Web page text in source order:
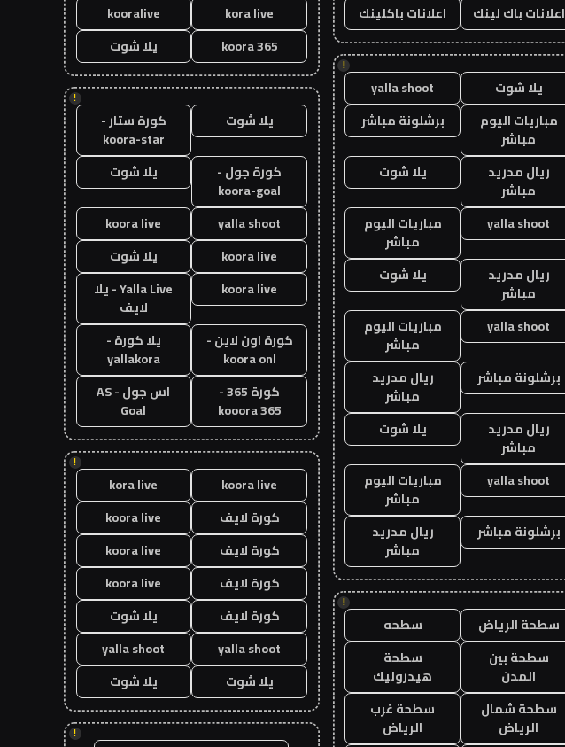
اعلانات باك لينك
اعلانات باكلينك
!
يلا شوت
yalla shoot
مباريات اليوم
مباشر
برشلونة مباشر
ريال مدريد
مباشر
يلا شوت
yalla shoot
مباريات اليوم
مباشر
ريال مدريد
مباشر
يلا شوت
yalla shoot
مباريات اليوم
مباشر
برشلونة مباشر
ريال مدريد
مباشر
ريال مدريد
مباشر
يلا شوت
yalla shoot
مباريات اليوم
مباشر
برشلونة مباشر
ريال مدريد
مباشر
!
سطحة الرياض
سطحه
سطحة بين
المدن
سطحة
هيدروليك
سطحة شمال
الرياض
سطحة غرب
الرياض
kora live
kooralive
koora 365
يلا شوت
!
يلا شوت
كورة ستار -
koora-star
كورة جول -
koora-goal
يلا شوت
yalla shoot
koora live
koora live
يلا شوت
koora live
Yalla Live - يلا
لايف
كورة اون لاين -
koora onl
يلا كورة -
yallakora
كورة 365 -
kooora 365
اس جول - AS
Goal
!
koora live
kora live
كورة لايف
koora live
كورة لايف
koora live
كورة لايف
koora live
كورة لايف
يلا شوت
yalla shoot
yalla shoot
يلا شوت
يلا شوت
!